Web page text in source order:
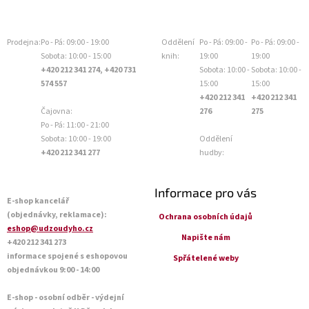
Prodejna:Po - Pá: 09:00 - 19:00
Sobota: 10:00 - 15:00
+420 212 341 274, +420 731
574 557
Čajovna:
Po - Pá: 11:00 - 21:00
Sobota: 10:00 - 19:00
+420 212 341 277
Oddělení
knih:
Po - Pá: 09:00 -
19:00
Sobota: 10:00 -
15:00
+420 212 341
276
Oddělení
hudby:
Po - Pá: 09:00 -
19:00
Sobota: 10:00 -
15:00
+420 212 341
275
E-shop kancelář
(objednávky, reklamace):
eshop@udzoudyho.cz
+420 212 341 273
informace spojené s eshopovou
objednávkou 9:00 - 14:00
E-shop - osobní odběr - výdejní
Informace pro vás
Ochrana osobních údajů
Napište nám
Spřátelené weby